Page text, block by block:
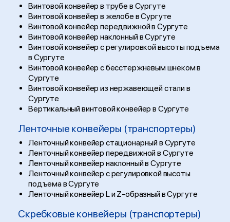
Винтовой конвейер в трубе в Сургуте
Винтовой конвейер в желобе в Сургуте
Винтовой конвейер передвижной в Сургуте
Винтовой конвейер наклонный в Сургуте
Винтовой конвейер с регулировкой высоты подъема
в Сургуте
Винтовой конвейер с бесстержневым шнеком в
Сургуте
Винтовой конвейер из нержавеющей стали в
Сургуте
Вертикальный винтовой конвейер в Сургуте
Ленточные конвейеры (транспортеры)
Ленточный конвейер стационарный в Сургуте
Ленточный конвейер передвижной в Сургуте
Ленточный конвейер наклонный в Сургуте
Ленточный конвейер с регулировкой высоты
подъема в Сургуте
Ленточный конвейер L и Z-образный в Сургуте
Скребковые конвейеры (транспортеры)